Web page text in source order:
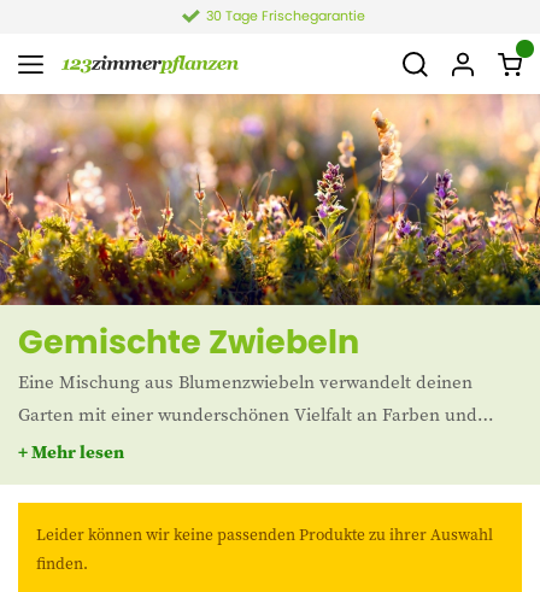
30 Tage Frischegarantie
Gemischte Zwiebeln
Eine Mischung aus Blumenzwiebeln verwandelt deinen
Garten mit einer wunderschönen Vielfalt an Farben und
Formen. Diese zusammengestellten Mischungen enthalten
beliebte Blumen wie Tulpen, Narzissen, Krokusse und
Blumenbeet schaffen. Durch die Verwendung von Zwiebeln
mit unterschiedlichen Blütezeiten kannst du von einem
+ Mehr lesen
Leider können wir keine passenden Produkte zu ihrer Auswahl
finden.